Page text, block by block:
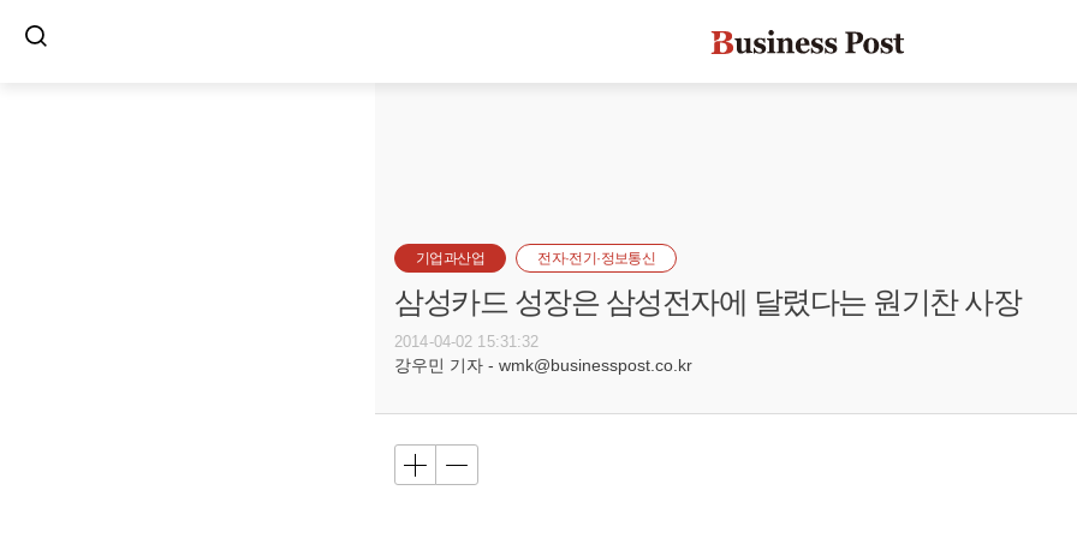
기업과산업 전자·전기·정보통신
삼성카드 성장은 삼성전자에 달렸다는 원기찬 사장
2014-04-02 15:31:32
강우민 기자 - wmk@businesspost.co.kr